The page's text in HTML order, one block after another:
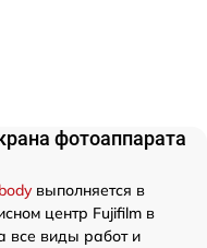
фотоаппарата
выполняется в
центр Fujifilm в
все виды работ и